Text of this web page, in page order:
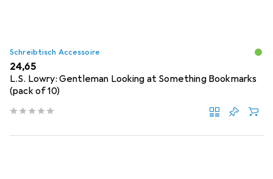
Schreibtisch Accessoire
EUR
24,65
L.S. Lowry: Gentleman Looking at Something Bookmarks
(pack of 10)